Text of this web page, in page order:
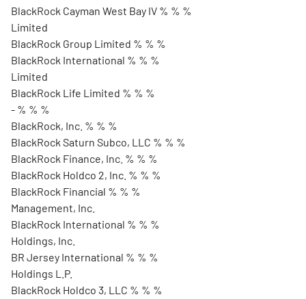
BlackRock Cayman West Bay IV % % %
Limited
BlackRock Group Limited % % %
BlackRock International % % %
Limited
BlackRock Life Limited % % %
- % % %
BlackRock, Inc. % % %
BlackRock Saturn Subco, LLC % % %
BlackRock Finance, Inc. % % %
BlackRock Holdco 2, Inc. % % %
BlackRock Financial % % %
Management, Inc.
BlackRock International % % %
Holdings, Inc.
BR Jersey International % % %
Holdings L.P.
BlackRock Holdco 3, LLC % % %